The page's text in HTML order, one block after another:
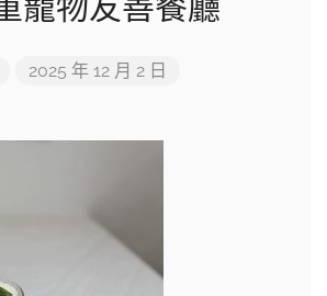
2025 年 12 月 2 日